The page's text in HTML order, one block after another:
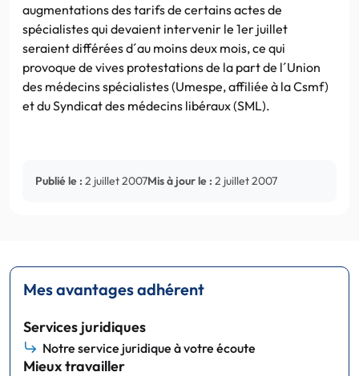
augmentations des tarifs de certains actes de
spécialistes qui devaient intervenir le 1er juillet
seraient différées d´au moins deux mois, ce qui
provoque de vives protestations de la part de l´Union
des médecins spécialistes (Umespe, affiliée à la Csmf)
et du Syndicat des médecins libéraux (SML).
Publié le : 2 juillet 2007Mis à jour le : 2 juillet 2007
Mes avantages adhérent
Services juridiques
Notre service juridique à votre écoute
Mieux travailler